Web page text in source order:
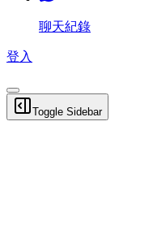
聊天紀錄
登入
Toggle Sidebar